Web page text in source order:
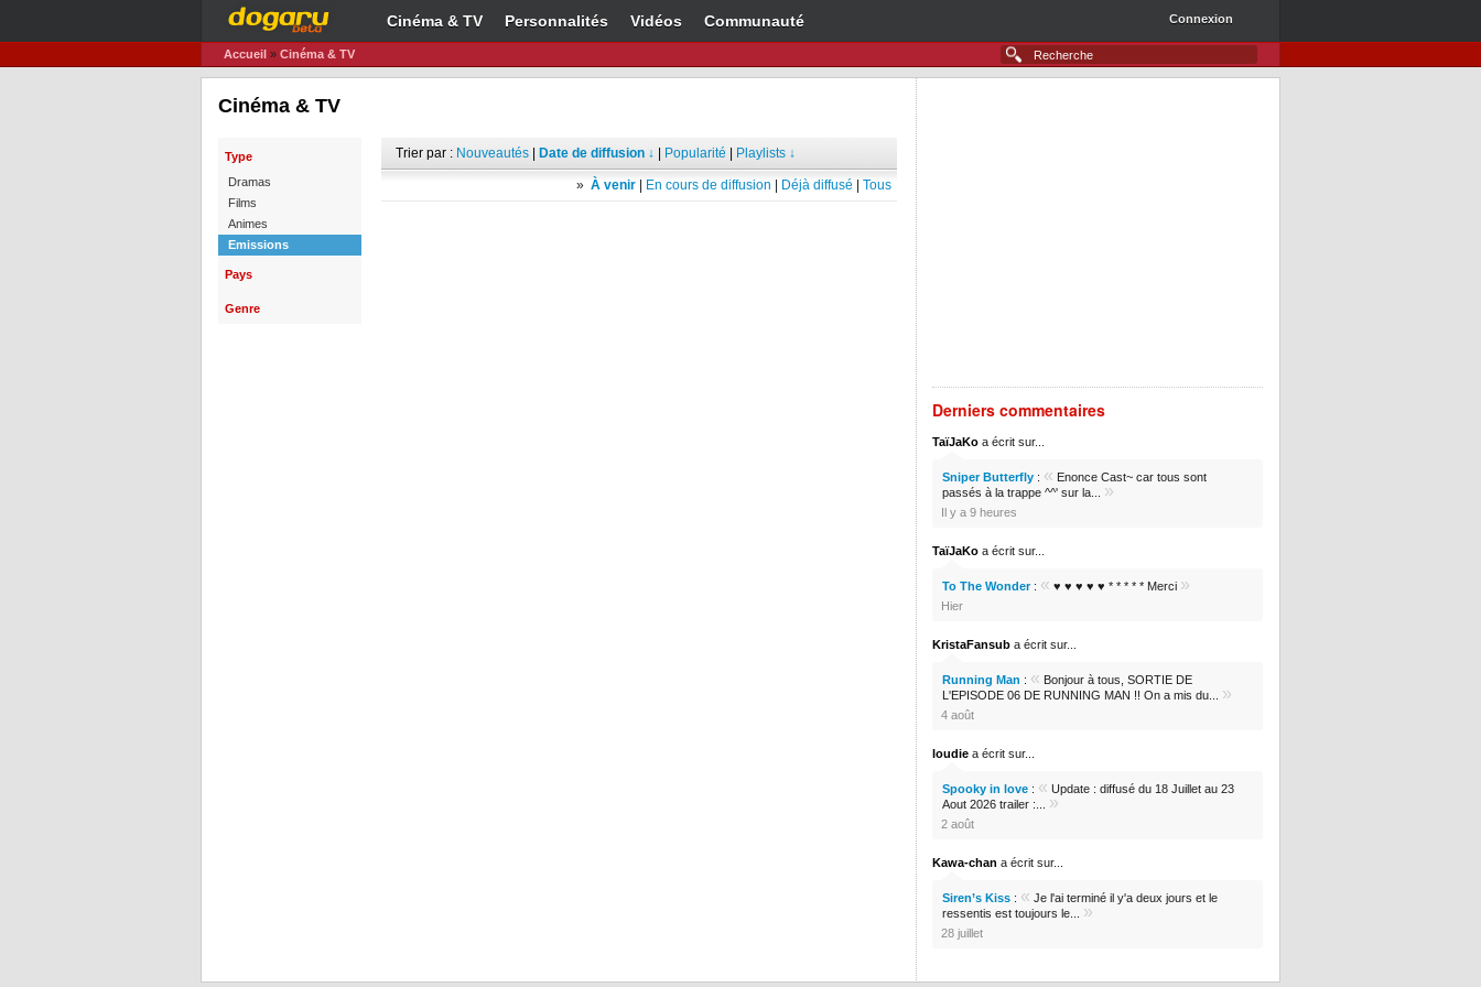
Cinéma & TV Personnalités Vidéos Communauté Connexion
Accueil » Cinéma & TV
Cinéma & TV
Type
Dramas
Films
Animes
Emissions
Pays
Genre
Trier par : Nouveautés Date de diffusion ↓ Popularité Playlists ↓
» À venir En cours de diffusion Déjà diffusé Tous
Derniers commentaires
TaïJaKo a écrit sur...
Sniper Butterfly : « Enonce Cast~ car tous sont
passés à la trappe ^^' sur la... »
Il y a 9 heures
TaïJaKo a écrit sur...
To The Wonder: « ♥ ♥ ♥ ♥ ♥ * * * * * Merci »
Hier
KristaFansub a écrit sur...
Running Man : « Bonjour à tous, SORTIE DE
L'EPISODE 06 DE RUNNING MAN !! On a mis du... »
4 août
loudie a écrit sur...
Spooky in love : « Update : diffusé du 18 Juillet au 23
Aout 2026 trailer :... »
2 août
Kawa-chan a écrit sur...
Siren’s Kiss : « Je l'ai terminé il y'a deux jours et le
ressentis est toujours le... »
28 juillet